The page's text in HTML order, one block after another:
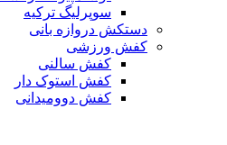
سوپرلیگ ترکیه
دستکش دروازه بانی
کفش ورزشی
کفش سالنی
کفش استوک دار
کفش دوومیدانی